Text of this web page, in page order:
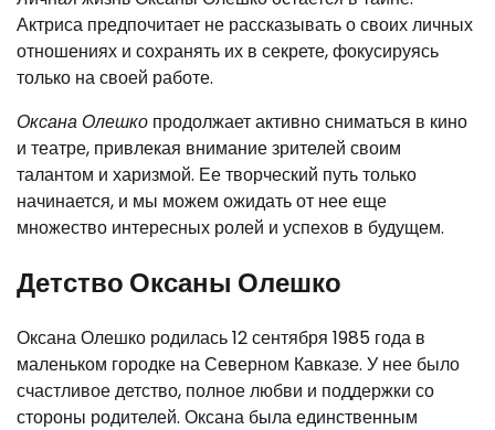
Актриса предпочитает не рассказывать о своих личных
отношениях и сохранять их в секрете, фокусируясь
только на своей работе.
Оксана Олешко продолжает активно сниматься в кино
и театре, привлекая внимание зрителей своим
талантом и харизмой. Ее творческий путь только
начинается, и мы можем ожидать от нее еще
множество интересных ролей и успехов в будущем.
Детство Оксаны Олешко
Оксана Олешко родилась 12 сентября 1985 года в
маленьком городке на Северном Кавказе. У нее было
счастливое детство, полное любви и поддержки со
стороны родителей. Оксана была единственным